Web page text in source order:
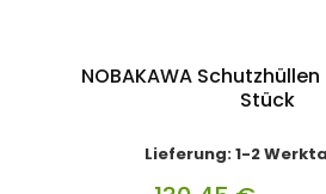
NOBAKAWA
Stück
Lieferung: 1-2